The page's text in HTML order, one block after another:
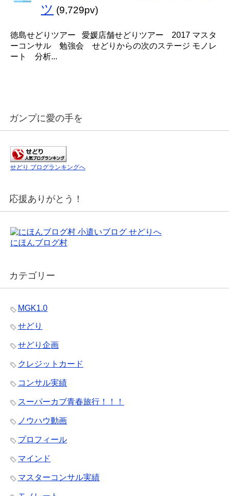
ツ (9,729pv)
徳島せどりツアー 愛媛店舗せどりツアー 2017 マスタ
ーコンサル 勉強会 せどりからの次のステージ モノレ
ート 分析...
ガンプに愛の手を
せどり ブログランキングへ
応援ありがとう！
にほんブログ村
カテゴリー
MGK1.0
せどり
せどり企画
クレジットカード
コンサル実績
スーパーカブ青春旅行！！！
ノウハウ動画
プロフィール
マインド
マスターコンサル実績